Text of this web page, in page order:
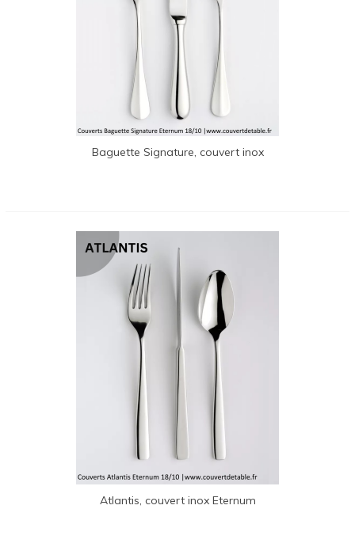
Baguette Signature, couvert inox
Atlantis, couvert inox Eternum